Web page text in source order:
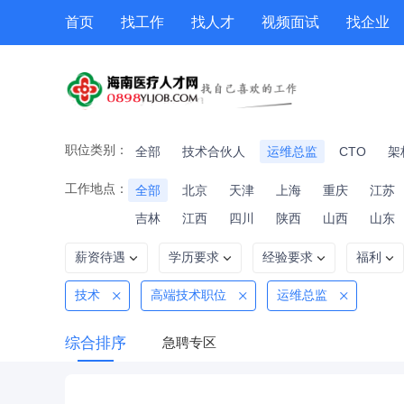
首页 找工作 找人才 视频面试 找企业
职位类别： 全部 技术合伙人 运维总监 CTO 架
工作地点： 全部 北京 天津 上海 重庆 江苏
吉林
江西 四川 陕西 山西 山东
薪资待遇 学历要求 经验要求 福利
技术 高端技术职位 运维总监
综合排序 急聘专区